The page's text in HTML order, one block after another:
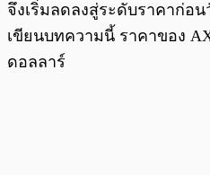
จึงเริ่มลดลงสู่ระดับราคาก่อ
เขียนบทความนี้ ราคาของ
ดอลลาร์